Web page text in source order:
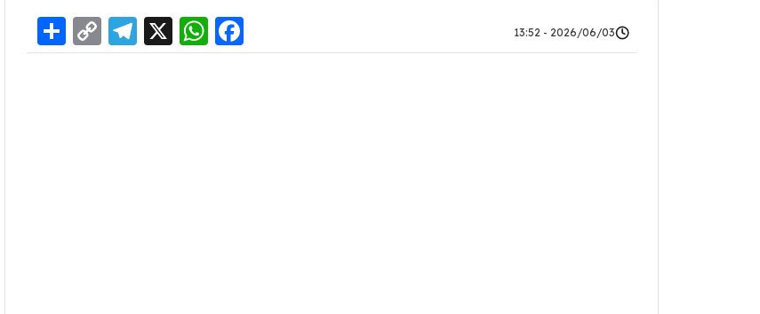
2026/06/03 - 13:52
Facebook
WhatsApp
X
Telegram
Copy
Link